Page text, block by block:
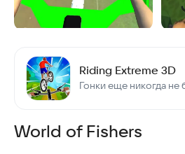
Riding Extreme 3D
World of Fishers